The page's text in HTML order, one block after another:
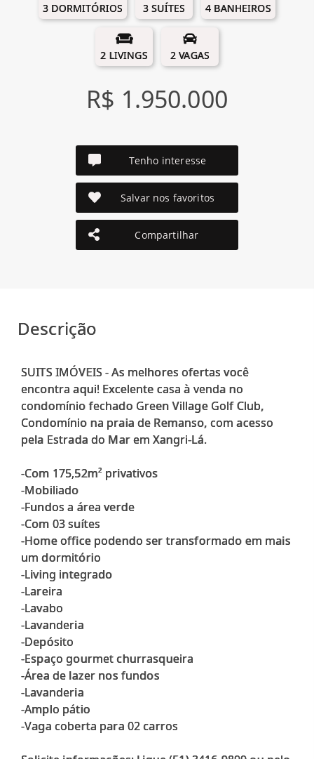
3 DORMITÓRIOS 3 SUÍTES 4 BANHEIROS
2 LIVINGS 2 VAGAS
R$ 1.950.000
Tenho interesse
Salvar nos favoritos
Compartilhar
Descrição
SUITS IMÓVEIS - As melhores ofertas você
encontra aqui! Excelente casa à venda no
condomínio fechado Green Village Golf Club,
Condomínio na praia de Remanso, com acesso
pela Estrada do Mar em Xangri-Lá.
-Com 175,52m² privativos
-Mobiliado
-Fundos a área verde
-Com 03 suítes
-Home office podendo ser transformado em mais
um dormitório
-Living integrado
-Lareira
-Lavabo
-Lavanderia
-Depósito
-Espaço gourmet churrasqueira
-Área de lazer nos fundos
-Lavanderia
-Amplo pátio
-Vaga coberta para 02 carros